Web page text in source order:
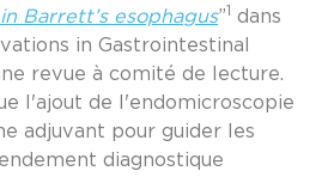
Barrett’s esophagus”1 dans
in Gastrointestinal
revue à comité de lecture.
l'ajout de l'endomicroscopie
adjuvant pour guider les
diagnostique